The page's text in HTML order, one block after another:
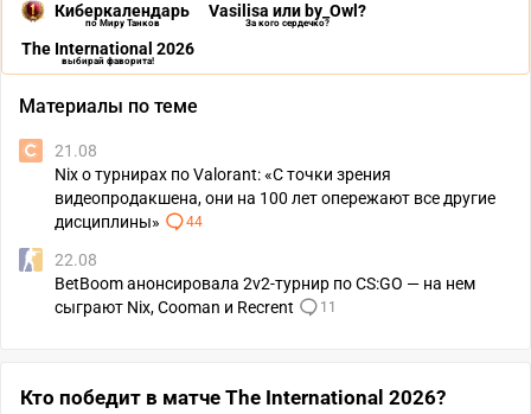
Киберкалендарь
по Миру Танков
Vasilisa или by_Owl?
За кого сердечко?
The International 2026
выбирай фаворита!
Материалы по теме
21.08
Nix о турнирах по Valorant: «С точки зрения
видеопродакшена, они на 100 лет опережают все другие
дисциплины»
44
22.08
BetBoom анонсировала 2v2-турнир по CS:GO — на нем
сыграют Nix, Cooman и Recrent
11
Кто победит в матче The International 2026?